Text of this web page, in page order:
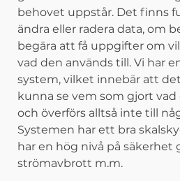
behovet uppstår. Det finns
ändra eller radera data, om
begära att få uppgifter om
vad den används till. Vi har
system, vilket innebär att
kunna se vem som gjort vad
och överförs alltså inte till
Systemen har ett bra
har en hög nivå på säkerhet
strömavbrott m.m.